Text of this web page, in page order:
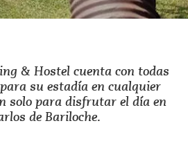
& Hostel cuenta con todas
su estadía en cualquier
solo para disfrutar el día en
de Bariloche.